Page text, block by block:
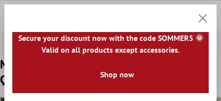
Muster von Mosaikfliesen Glas Marmor
Quebeck Braun
Secure your discount now with the code SOMMER5 🌞
Valid on all products except accessories.
Shop now